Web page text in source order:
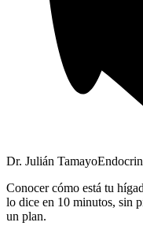
Dr. Julián Tamayo
Conocer cómo está tu
lo dice en 10 minutos, sin
un plan.